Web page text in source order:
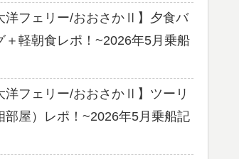
洋フェリー/おおさかⅡ】夕食バ
＋軽朝食レポ！~2026年5月乗船
洋フェリー/おおさかⅡ】ツーリ
部屋）レポ！~2026年5月乗船記